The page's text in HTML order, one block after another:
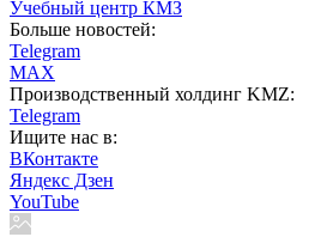
Учебный центр КМЗ
Больше новостей:
Telegram
MAX
Производственный холдинг KMZ:
Telegram
Ищите нас в:
ВКонтакте
Яндекс Дзен
YouTube